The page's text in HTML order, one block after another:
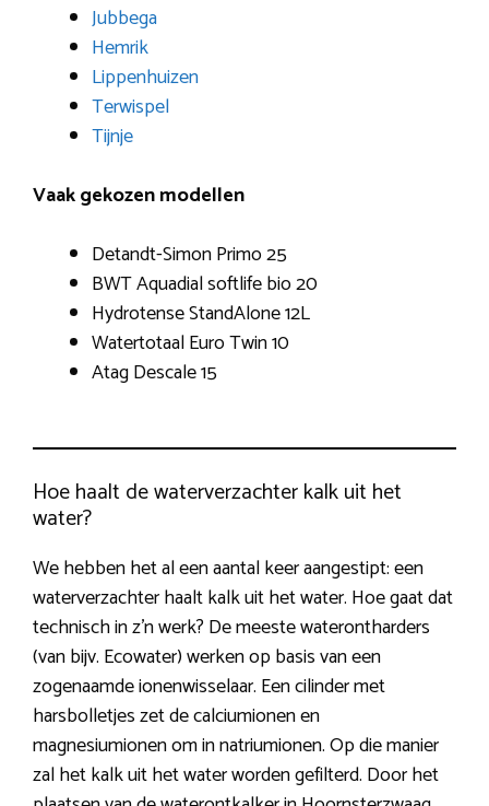
Jubbega
Hemrik
Lippenhuizen
Terwispel
Tijnje
Vaak gekozen modellen
Detandt-Simon Primo 25
BWT Aquadial softlife bio 20
Hydrotense StandAlone 12L
Watertotaal Euro Twin 10
Atag Descale 15
Hoe haalt de waterverzachter kalk uit het
water?
We hebben het al een aantal keer aangestipt: een
waterverzachter haalt kalk uit het water. Hoe gaat dat
technisch in z’n werk? De meeste waterontharders
(van bijv. Ecowater) werken op basis van een
zogenaamde ionenwisselaar. Een cilinder met
harsbolletjes zet de calciumionen en
magnesiumionen om in natriumionen. Op die manier
zal het kalk uit het water worden gefilterd. Door het